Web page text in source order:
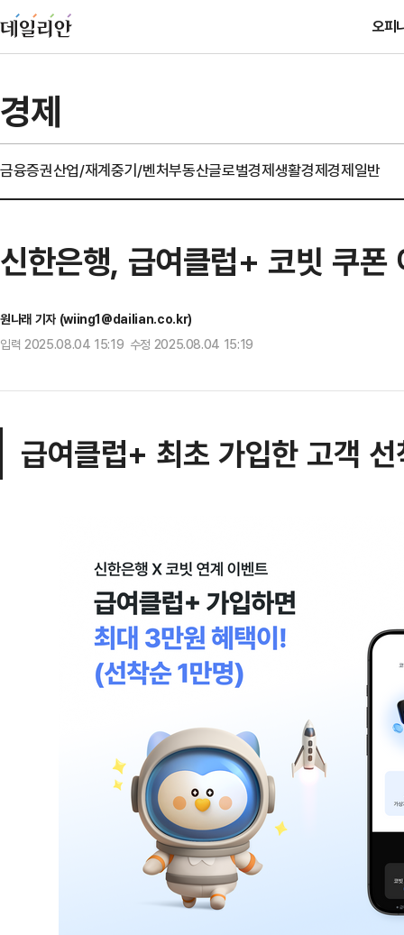
오피
경제
금융증권산업/재계중기/벤처부동산글로벌경제생활경제경제일반
신한은행, 급여클럽+ 코빗 쿠
원나래 기자 (wiing1@dailian.co.kr)
입력 2025.08.04 15:19 수정 2025.08.04 15:19
급여클럽+ 최초 가입한 고객